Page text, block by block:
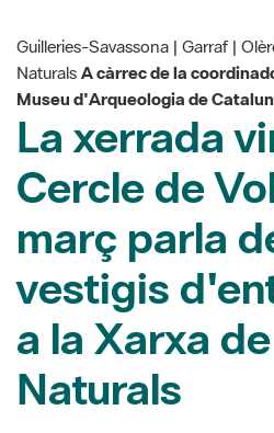
Guilleries-Savassona | Garraf |
Naturals A càrrec de la
Museu d'Arqueologia de
La xerrada
Cercle de
març parla
vestigis
a la Xarxa
Naturals